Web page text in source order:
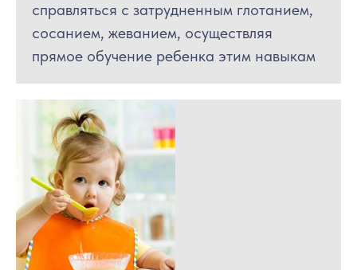
справляться с затрудненным глотанием,
сосанием, жеванием, осуществляя
прямое обучение ребенка этим навыкам